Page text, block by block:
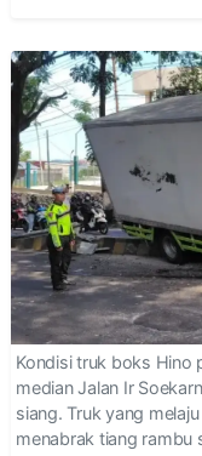
Kondisi truk boks Hino
median Jalan Ir
siang. Truk yang
menabrak tiang rambu